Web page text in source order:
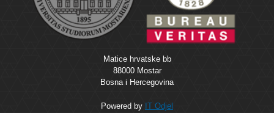
Matice hrvatske bb
88000 Mostar
Bosna i Hercegovina
Powered by IT Odjel